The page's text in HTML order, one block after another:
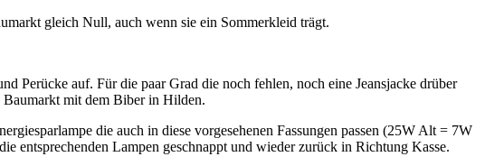
gleich Null, auch wenn sie ein Sommerkleid trägt.
Perücke auf. Für die paar Grad die noch fehlen, noch eine Jeansjacke drüber
Baumarkt mit dem Biber in Hilden.
die auch in diese vorgesehenen Fassungen passen (25W Alt = 7W
entsprechenden Lampen geschnappt und wieder zurück in Richtung Kasse.